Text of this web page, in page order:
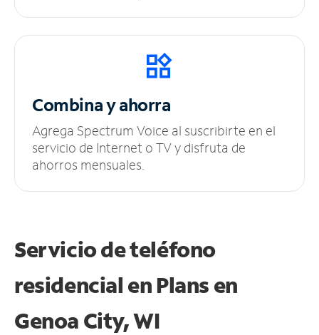
Combina y ahorra
Agrega Spectrum Voice al suscribirte en el
servicio de Internet o TV y disfruta de
ahorros mensuales.
Servicio de teléfono
residencial en Plans en
Genoa City, WI